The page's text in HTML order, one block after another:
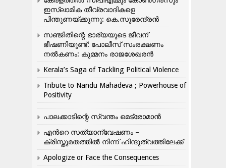
ഇസ്ലാമിക തീവ്രവാദികളെ
പിന്തുണയ്ക്കുന്നു: കെ.സുരേന്ദ്രൻ
സഞ്ജിതിന്റെ ഭാര്യയുടെ ജീവന്
ഭീഷണിയുണ്ട്: പോലീസ് സംരക്ഷണം
നൽകണം: കുമ്മനം രാജശേഖരൻ
Kerala’s Saga of Tackling Political Violence
Tribute to Nandu Mahadeva ; Powerhouse of
Positivity
പാലക്കാടിന്റെ സ്വന്തം മെട്രോമാൻ
എന്‍റെ സത്യാന്വേഷണം –
ക്രിസ്തുമതത്തില്‍ നിന്ന് ഹിന്ദുത്വത്തിലേക്ക്
Apologize or Face the Consequences